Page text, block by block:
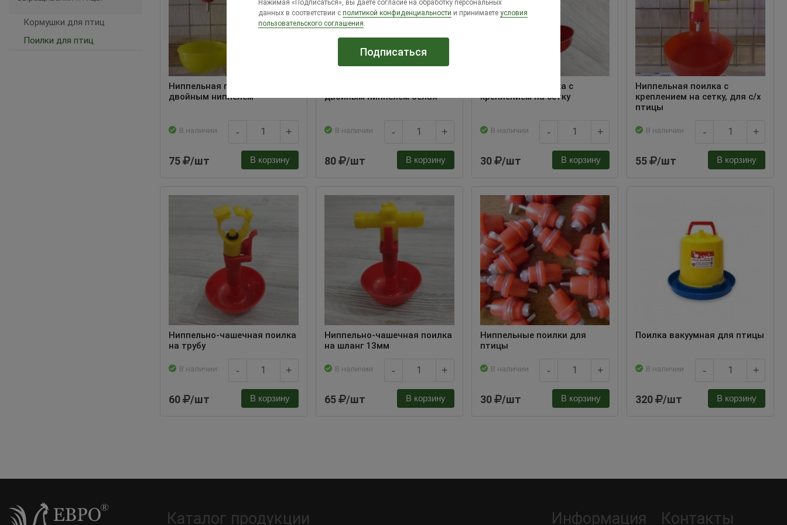
Кормушки для птиц
Поилки для птиц
Ниппельная поилка с
двойным ниппелем
В наличии - +
75 /шт В корзину
двойным ниппелем белая
В наличии - +
80 /шт В корзину
Ниппельная поилка с
креплением на сетку
В наличии - +
30 /шт В корзину
Ниппельная поилка с
креплением на сетку, для с/х
птицы
В наличии - +
55 /шт В корзину
Ниппельно-чашечная поилка
на трубу
В наличии - +
60 /шт В корзину
Ниппельно-чашечная поилка
на шланг 13мм
В наличии - +
65 /шт В корзину
Ниппельные поилки для
птицы
В наличии - +
30 /шт В корзину
Поилка вакуумная для птицы
В наличии - +
320 /шт В корзину
Каталог продукции Информация Контакты
Нажимая «Подписаться», вы даете согласие на обработку персональных
данных в соответствии с политикой конфиденциальности и принимаете условия
пользовательского соглашения.